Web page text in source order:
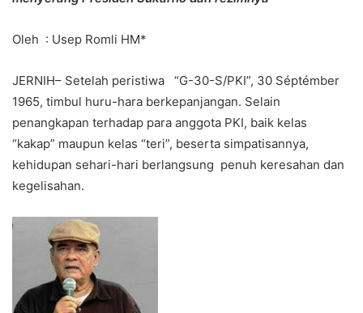
Oleh : Usep Romli HM*
JERNIH– Setelah peristiwa “G-30-S/PKI”, 30 Séptémber
1965, timbul huru-hara berkepanjangan. Selain
penangkapan terhadap para anggota PKI, baik kelas
“kakap” maupun kelas “teri”, beserta simpatisannya,
kehidupan sehari-hari berlangsung penuh keresahan dan
kegelisahan.